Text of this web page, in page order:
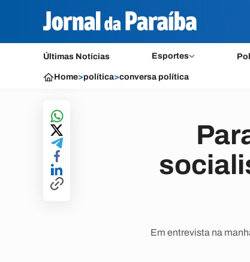
Últimas Notícias Esportes
Home>política>conversa política
Em entrevista na